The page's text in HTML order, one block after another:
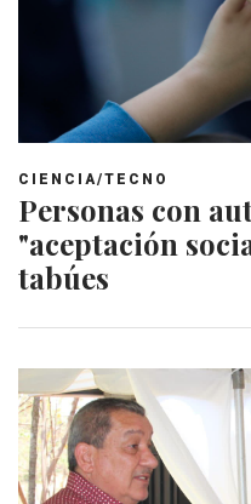
CIENCIA/TECNO
Personas con
"aceptación
tabúes